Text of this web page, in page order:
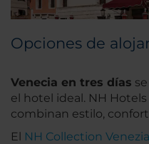
Opciones de
Venecia en tres días
el hotel ideal. NH
combinan estilo,
El NH Collection